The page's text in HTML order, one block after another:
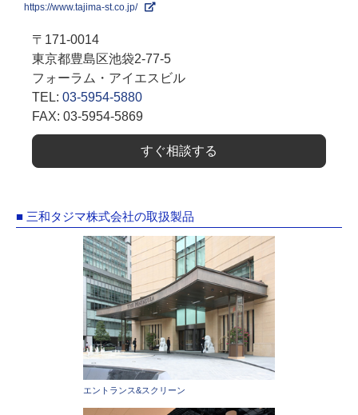
https://www.tajima-st.co.jp/
〒171-0014
東京都豊島区池袋2-77-5
フォーラム・アイエスビル
TEL: 03-5954-5880
FAX: 03-5954-5869
すぐ相談する
■ 三和タジマ株式会社の取扱製品
エントランス&スクリーン